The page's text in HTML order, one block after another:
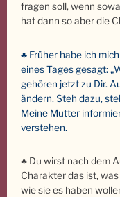
fragen soll, wenn
hat dann so aber die
♣ Früher habe ich
eines Tages gesagt:
gehören jetzt zu Dir.
ändern. Steh dazu,
Meine Mutter
verstehen.
♣ Du wirst nach dem
Charakter das ist,
wie sie es haben